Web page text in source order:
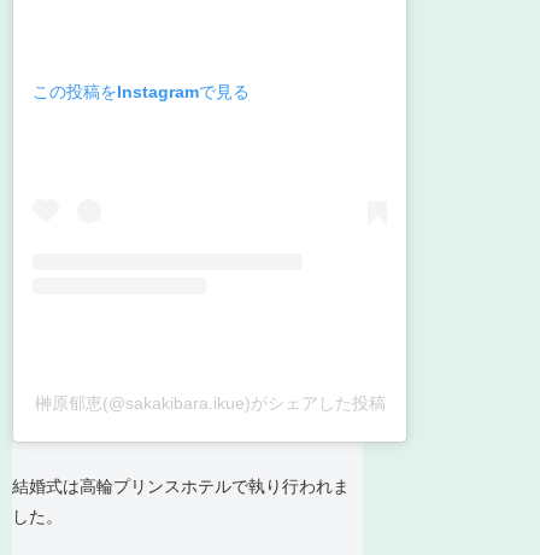
この投稿をInstagramで見る
榊原郁恵(@sakakibara.ikue)がシェアした投稿
結婚式は高輪プリンスホテルで執り行われま
した。